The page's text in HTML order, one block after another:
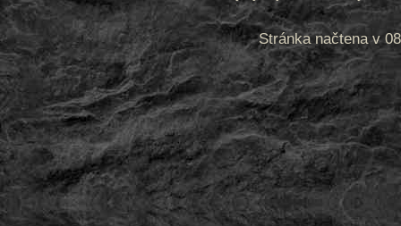
Stránka načtena v